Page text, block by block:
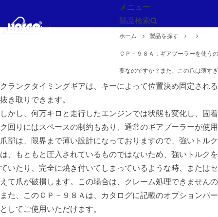
メニュー
製品検索
ホーム 製品を探す
ＣＰ－９８Ａ：ギアプーラーを使う
要なのですか？また、この爪は薄す
クランクタイミングギアは、キーによって位置決め固定され
抜き取りできます。
しかし、何万キロと走行したエンジンでは状態も変化し、固
ク回りにはスペースの制約もあり、通常のギアプーラーが使
爪部は、限界まで薄い設計になっておりますので、強いトル
は、もともと圧入されているものではないため、強いトルク
ていたり、完全に焼き付いてしまっているような時、または
えて爪が破損します。この場合は、クレーム処理できません
また、このＣＰ－９８Ａは、カタログに記載のオプションパ
としてご使用いただけます。